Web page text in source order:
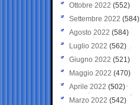
Ottobre 2022 (552)
Settembre 2022 (584)
Agosto 2022 (584)
Luglio 2022 (562)
Giugno 2022 (521)
Maggio 2022 (470)
Aprile 2022 (502)
Marzo 2022 (542)